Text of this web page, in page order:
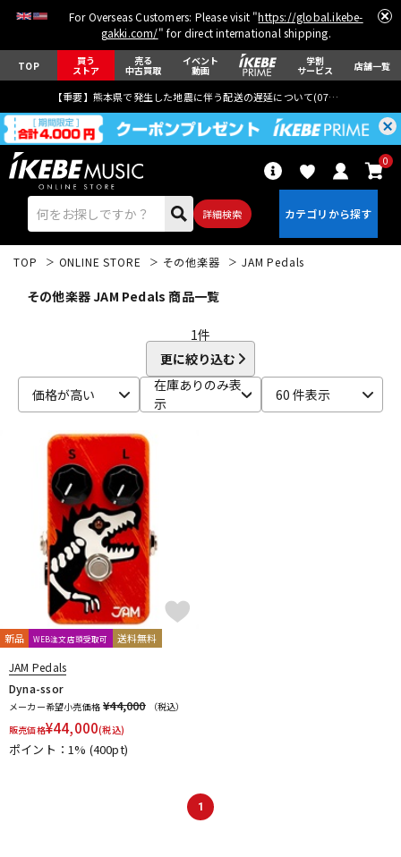
For Overseas Customers: Please visit "https://global.ikebe-
gakki.com/" for direct international shipping.
TOP 買う
ストア
売る
中古買取
イベント
動画
学割
サービス 店舗一覧
【重要】熊本県で発生した地震に伴う配送の遅延について(07月29日
詳細検索
0
ドラム
キーボード
管楽器
DJ機器
TOP ONLINE STORE その他楽器 JAM Pedals
その他楽器 JAM Pedals 商品一覧
1件
更に絞り込む
価格が高い
在庫ありのみ表
示
60 件表示
新品 WEB注文店頭受取可 送料無料
JAM Pedals
Dyna-ssor
メーカー希望小売価格 ¥44,000
（税込）
販売価格¥44,000(税込)
ポイント：1% (400pt)
1